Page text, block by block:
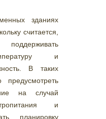
зданиях
считается,
и
В таких
предусмотреть
на случай
и
планировку